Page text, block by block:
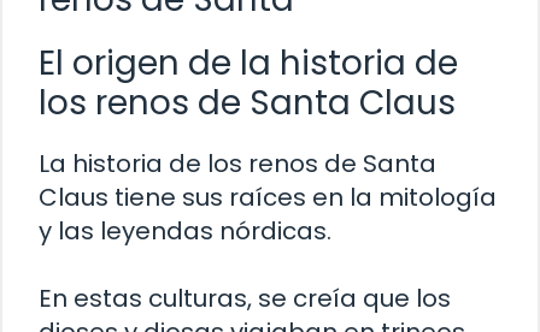
El origen de la historia de
los renos de Santa Claus
La historia de los renos de Santa
Claus tiene sus raíces en la mitología
y las leyendas nórdicas.
En estas culturas, se creía que los